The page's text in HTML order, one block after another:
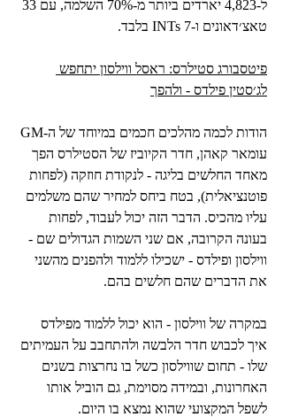
טאצ׳דאונים ו-7 INTs בלבד.
פיטסבורג סטילרס: ראסל ווילסון יתחפש
לג׳סטין פילדס - ולהפך
עומאר קאהן, חדר הקיוביז של הסטילרס הפך
מאחד החלשים בליגה - לנקודת חוזקה (לפחות
פוטנציאלית), בטח ביחס למחיר שהם משלמים
עליו מהכיס. הדבר הזה יכול לעבוד, לפחות
בעונה הקרובה, אם שני השמות הגדולים שם -
ווילסון ופילדס - ישכילו ללמוד ולהפנים מהשני
את הדברים שהם חלשים בהם.
במקרה של ווילסון - הוא יכול ללמוד מפילדס
איך לכבוש חדר הלבשה ולהתחבב על העמיתים
שלו - תחום שווילסון כשל בו נחרצות בשנים
האחרונות, ובמידה מסוימת, גם הוביל אותו
לשפל המקצועי שהוא נמצא בו היום.